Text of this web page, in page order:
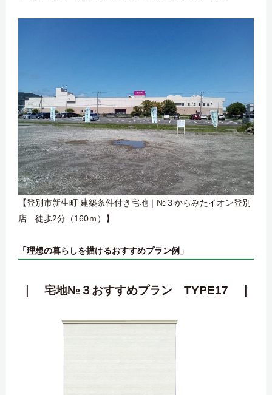
【登別市新生町 建築条件付き宅地｜№３からみたイオン登別
店 徒歩2分（160ｍ）】
「理想の暮らしを描けるおすすめプラン例」
｜ 宅地№３おすすめプラン TYPE17 ｜